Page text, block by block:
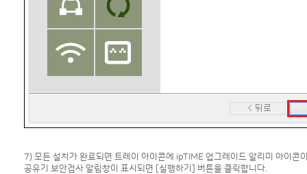
7) 모든 설치가 완료되면 트레이 아이콘에 ipTIME 업그레이드 알리미 아이콘
공유기 보안검사 알림창이 표시되면 [실행하기] 버튼을 클릭합니다.